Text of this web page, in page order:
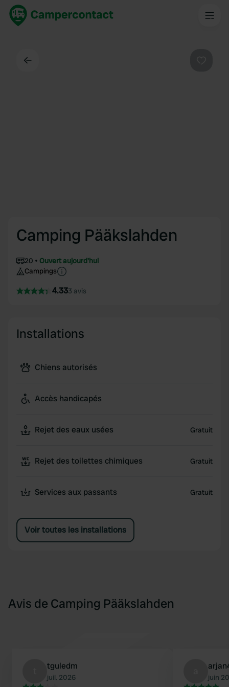
Camping Pääkslahden
20
Ouvert aujourd'hui
Campings
4.333 avis
Installations
Chiens autorisés
Accès handicapés
Rejet des eaux usées Gratuit
Rejet des toilettes chimiques Gratuit
Services aux passants Gratuit
Voir toutes les installations
Avis de Camping Pääkslahden
tguledm
juil. 2026 juin